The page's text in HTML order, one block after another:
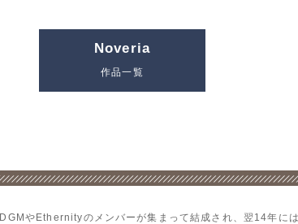
Noveria
作品一覧
やEthernityのメンバーが集まって結成され、翌14年に